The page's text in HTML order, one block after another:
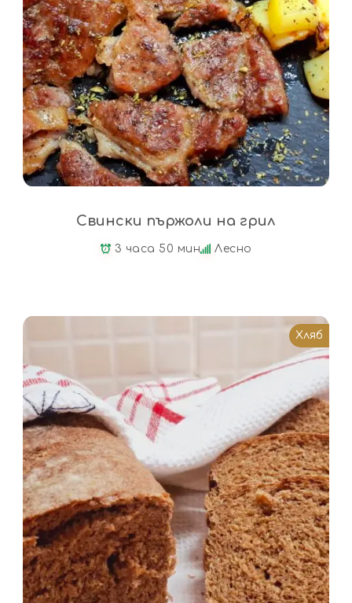
Свински пържоли на грил
3 часа 50 мин Лесно
Хляб